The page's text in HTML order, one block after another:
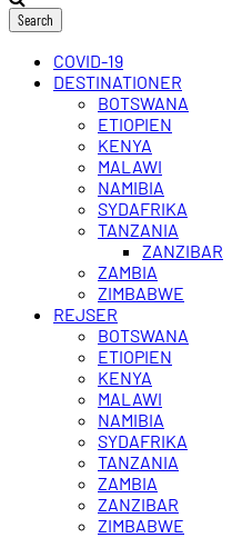
COVID-19
DESTINATIONER
BOTSWANA
ETIOPIEN
KENYA
MALAWI
NAMIBIA
SYDAFRIKA
TANZANIA
ZANZIBAR
ZAMBIA
ZIMBABWE
REJSER
BOTSWANA
ETIOPIEN
KENYA
MALAWI
NAMIBIA
SYDAFRIKA
TANZANIA
ZAMBIA
ZANZIBAR
ZIMBABWE